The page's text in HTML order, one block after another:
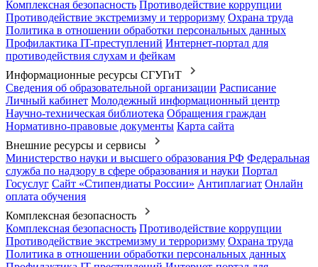
Комплексная безопасность Противодействие коррупции
Противодействие экстремизму и терроризму Охрана труда
Политика в отношении обработки персональных данных
Профилактика IT-преступлений Интернет-портал для
противодействия слухам и фейкам
Информационные ресурсы СГУГиТ
Сведения об образовательной организации Расписание
Личный кабинет Молодежный информационный центр
Научно-техническая библиотека Обращения граждан
Нормативно-правовые документы Карта сайта
Внешние ресурсы и сервисы
Министерство науки и высшего образования РФ Федеральная
служба по надзору в сфере образования и науки Портал
Госуслуг Сайт «Стипендиаты России» Антиплагиат Онлайн
оплата обучения
Комплексная безопасность
Комплексная безопасность Противодействие коррупции
Противодействие экстремизму и терроризму Охрана труда
Политика в отношении обработки персональных данных